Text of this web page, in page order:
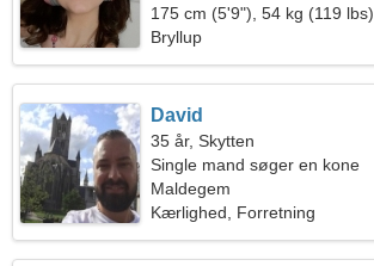
175 cm (5'9"), 54 kg (119 lbs)
Bryllup
David
35 år, Skytten
Single mand søger en kone
Maldegem
Kærlighed, Forretning